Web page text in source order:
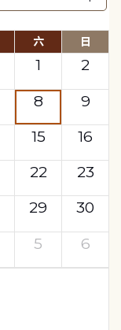
六 日
1
2
8
9
15
16
22
23
29
30
5 6